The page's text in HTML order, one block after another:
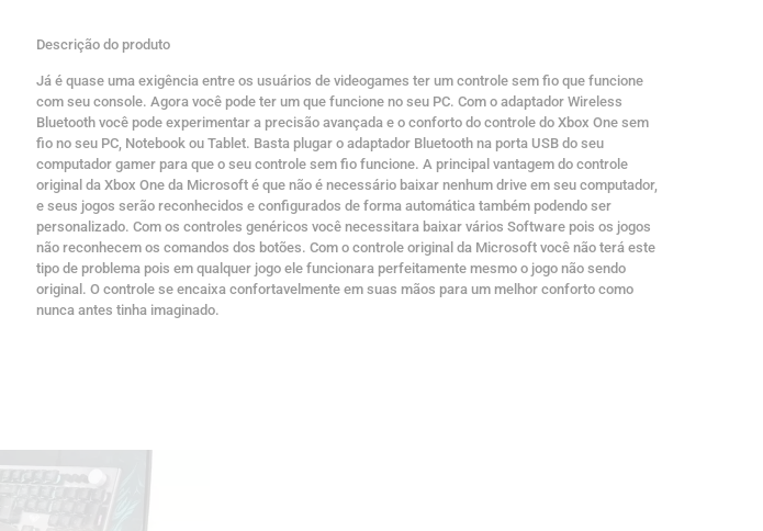
Descrição do produto
Já é quase uma exigência entre os usuários de videogames ter um controle sem fio que funcione
com seu console. Agora você pode ter um que funcione no seu PC. Com o adaptador Wireless
Bluetooth você pode experimentar a precisão avançada e o conforto do controle do Xbox One sem
fio no seu PC, Notebook ou Tablet. Basta plugar o adaptador Bluetooth na porta USB do seu
computador gamer para que o seu controle sem fio funcione. A principal vantagem do controle
original da Xbox One da Microsoft é que não é necessário baixar nenhum drive em seu computador,
e seus jogos serão reconhecidos e configurados de forma automática também podendo ser
personalizado. Com os controles genéricos você necessitara baixar vários Software pois os jogos
não reconhecem os comandos dos botões. Com o controle original da Microsoft você não terá este
tipo de problema pois em qualquer jogo ele funcionara perfeitamente mesmo o jogo não sendo
original. O controle se encaixa confortavelmente em suas mãos para um melhor conforto como
nunca antes tinha imaginado.